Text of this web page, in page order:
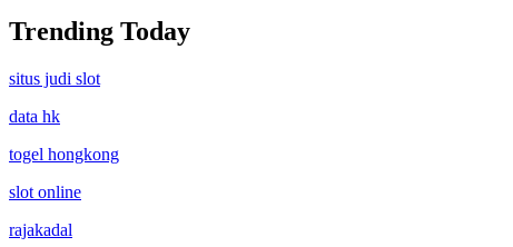
Trending Today
situs judi slot
data hk
togel hongkong
slot online
rajakadal